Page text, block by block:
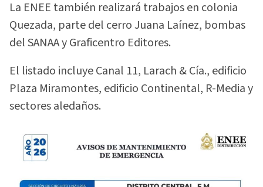
La ENEE también realizará trabajos en colonia
Quezada, parte del cerro Juana Laínez, bombas
del SANAA y Graficentro Editores.
El listado incluye Canal 11, Larach & Cía., edificio
Plaza Miramontes, edificio Continental, R-Media y
sectores aledaños.